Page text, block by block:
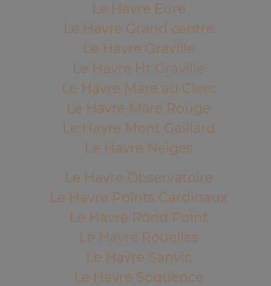
Le Havre Eure
Le Havre Grand centre
Le Havre Graville
Le Havre Ht Graville
Le Havre Mare au Clerc
Le Havre Mare Rouge
Le Havre Mont Gaillard
Le Havre Neiges
Le Havre Observatoire
Le Havre Points Cardinaux
Le Havre Rond Point
Le Havre Rouelles
Le Havre Sanvic
Le Havre Soquence